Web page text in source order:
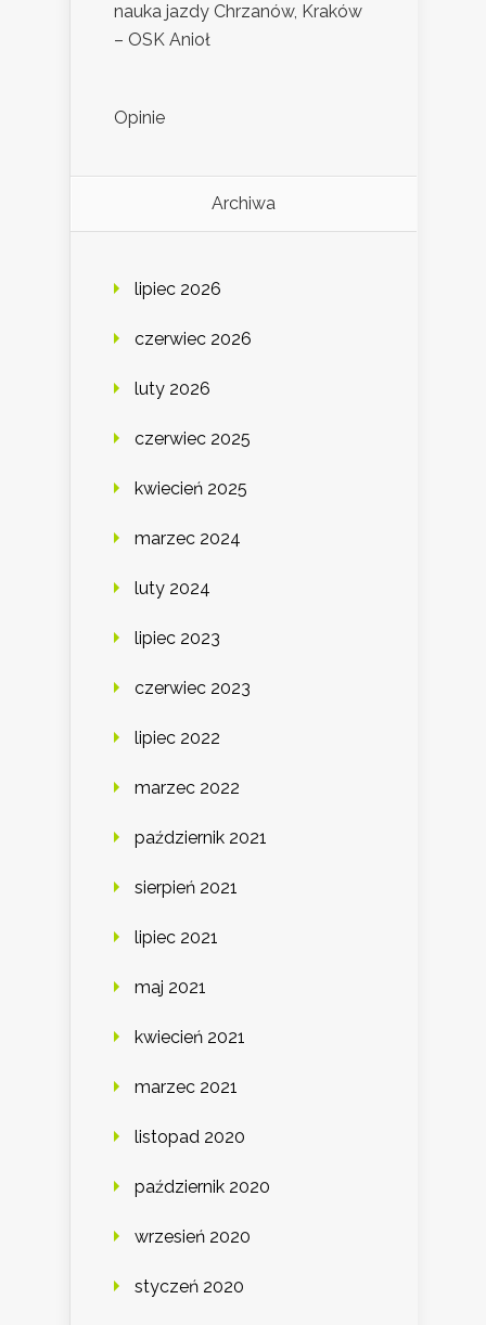
nauka jazdy Chrzanów, Kraków
– OSK Anioł
Opinie
Archiwa
lipiec 2026
czerwiec 2026
luty 2026
czerwiec 2025
kwiecień 2025
marzec 2024
luty 2024
lipiec 2023
czerwiec 2023
lipiec 2022
marzec 2022
październik 2021
sierpień 2021
lipiec 2021
maj 2021
kwiecień 2021
marzec 2021
listopad 2020
październik 2020
wrzesień 2020
styczeń 2020